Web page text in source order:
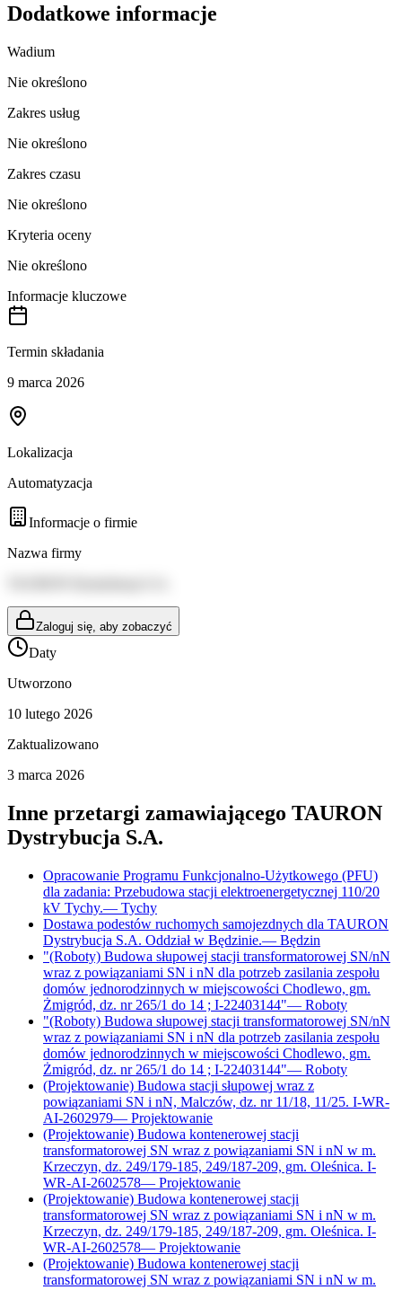
Dodatkowe informacje
Wadium
Nie określono
Zakres usług
Nie określono
Zakres czasu
Nie określono
Kryteria oceny
Nie określono
Informacje kluczowe
Termin składania
9 marca 2026
Lokalizacja
Automatyzacja
Informacje o firmie
Nazwa firmy
Zaloguj się, aby zobaczyć
Daty
Utworzono
10 lutego 2026
Zaktualizowano
3 marca 2026
Inne przetargi zamawiającego TAURON
Dystrybucja S.A.
Opracowanie Programu Funkcjonalno-Użytkowego (PFU)
dla zadania: Przebudowa stacji elektroenergetycznej 110/20
kV Tychy.— Tychy
Dostawa podestów ruchomych samojezdnych dla TAURON
Dystrybucja S.A. Oddział w Będzinie.— Będzin
"(Roboty) Budowa słupowej stacji transformatorowej SN/nN
wraz z powiązaniami SN i nN dla potrzeb zasilania zespołu
domów jednorodzinnych w miejscowości Chodlewo, gm.
Żmigród, dz. nr 265/1 do 14 ; I-22403144"— Roboty
"(Roboty) Budowa słupowej stacji transformatorowej SN/nN
wraz z powiązaniami SN i nN dla potrzeb zasilania zespołu
domów jednorodzinnych w miejscowości Chodlewo, gm.
Żmigród, dz. nr 265/1 do 14 ; I-22403144"— Roboty
(Projektowanie) Budowa stacji słupowej wraz z
powiązaniami SN i nN, Malczów, dz. nr 11/18, 11/25. I-WR-
AI-2602979— Projektowanie
(Projektowanie) Budowa kontenerowej stacji
transformatorowej SN wraz z powiązaniami SN i nN w m.
Krzeczyn, dz. 249/179-185, 249/187-209, gm. Oleśnica. I-
WR-AI-2602578— Projektowanie
(Projektowanie) Budowa kontenerowej stacji
transformatorowej SN wraz z powiązaniami SN i nN w m.
Krzeczyn, dz. 249/179-185, 249/187-209, gm. Oleśnica. I-
WR-AI-2602578— Projektowanie
(Projektowanie) Budowa kontenerowej stacji
transformatorowej SN wraz z powiązaniami SN i nN w m.